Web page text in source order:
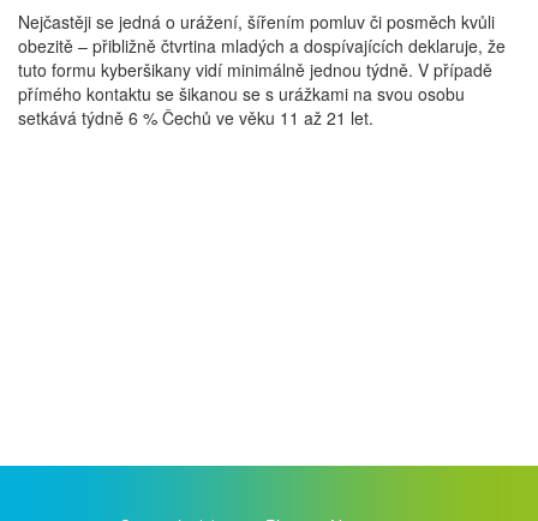
Nejčastěji se jedná o urážení, šířením pomluv či posměch kvůli
obezitě – přibližně čtvrtina mladých a dospívajících deklaruje, že
tuto formu kyberšikany vidí minimálně jednou týdně. V případě
přímého kontaktu se šikanou se s urážkami na svou osobu
setkává týdně 6 % Čechů ve věku 11 až 21 let.